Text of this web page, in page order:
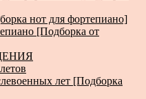
нот для фортепиано]
[Подборка от
лет [Подборка